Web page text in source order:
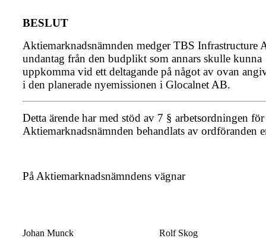
BESLUT
Aktiemarknadsnämnden medger TBS Infrastructure
undantag från den budplikt som annars skulle kunna
uppkomma vid ett deltagande på något av ovan
i den planerade nyemissionen i Glocalnet AB.
Detta ärende har med stöd av 7 § arbetsordningen för
Aktiemarknadsnämnden behandlats av ordföranden
På Aktiemarknadsnämndens vägnar
Johan Munck Rolf Skog